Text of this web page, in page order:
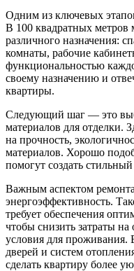
Одним из ключевых
В 100 квадратных метров
различного назначения:
комнаты, рабочие
функциональностью
своему назначению и
квартиры.
Следующий шаг — это
материалов для отделки.
на прочность,
материалов. Хорошо
помогут создать
Важным аспектом
энергоэффективность.
требует обеспечения
чтобы снизить затраты
условия для
дверей и систем
сделать квартиру более